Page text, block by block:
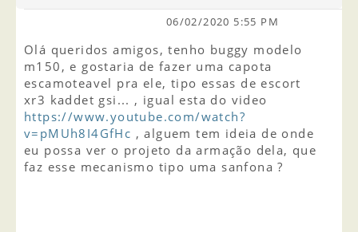
06/02/2020 5:55 PM
Olá queridos amigos, tenho buggy modelo
m150, e gostaria de fazer uma capota
escamoteavel pra ele, tipo essas de escort
xr3 kaddet gsi... , igual esta do video
https://www.youtube.com/watch?
v=pMUh8I4GfHc , alguem tem ideia de onde
eu possa ver o projeto da armação dela, que
faz esse mecanismo tipo uma sanfona ?